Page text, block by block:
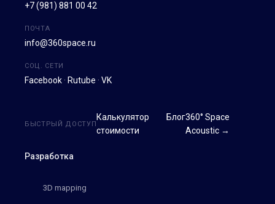
+7 (981) 881 00 42
ПОЧТА
info@360space.ru
СОЦ. СЕТИ
Facebook · Rutube · VK
Разработка
3D mapping
БЫСТРЫЙ ДОСТУП
Калькулятор
стоимости
Блог360° Space
Acoustic →